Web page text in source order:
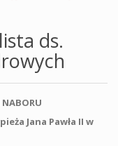
ds.
NABORU
Jana Pawła II w